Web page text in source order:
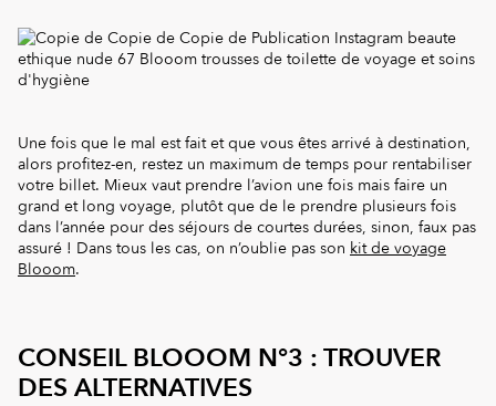
Une fois que le mal est fait et que vous êtes arrivé à destination,
alors profitez-en, restez un maximum de temps pour rentabiliser
votre billet. Mieux vaut prendre l’avion une fois mais faire un
grand et long voyage, plutôt que de le prendre plusieurs fois
dans l’année pour des séjours de courtes durées, sinon, faux pas
assuré ! Dans tous les cas, on n’oublie pas son kit de voyage
Blooom.
CONSEIL BLOOOM N°3 : TROUVER
DES ALTERNATIVES